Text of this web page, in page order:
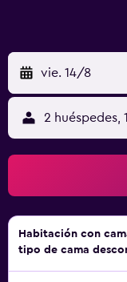
vie. 14/8
2 huéspedes,
Habitación con
tipo de cama